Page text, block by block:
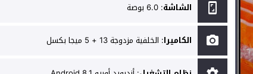
الشاشة: 6.0 بوصة
الكاميرا: الخلفية مزدوجة 13 + 5 ميجا بكسل